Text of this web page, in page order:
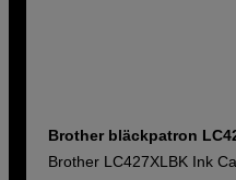
Brother bläckpatron
Brother LC427XLBK Ink